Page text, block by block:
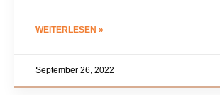
WEITERLESEN »
September 26, 2022